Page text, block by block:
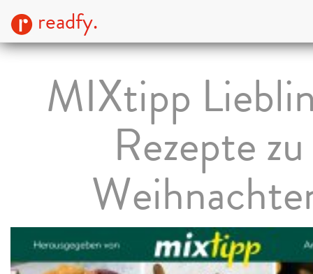
readfy.
MIXtipp
Rezepte zu